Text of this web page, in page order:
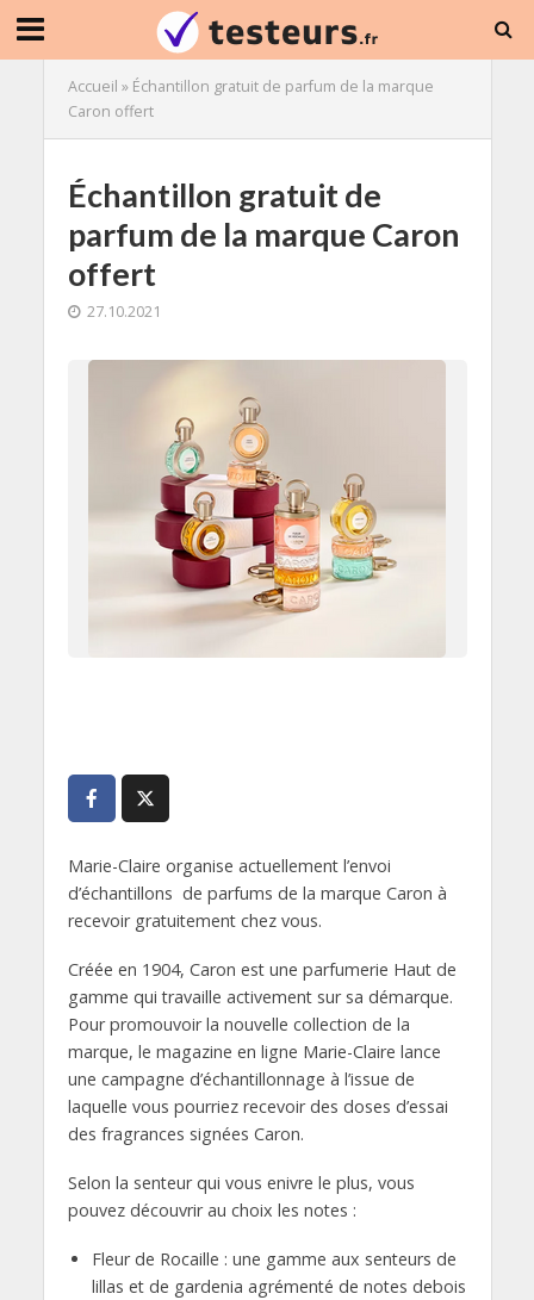
Accueil » Échantillon gratuit de parfum de la marque
Caron offert
Échantillon gratuit de
parfum de la marque Caron
offert
27.10.2021
Marie-Claire organise actuellement l’envoi
d’échantillons de parfums de la marque Caron à
recevoir gratuitement chez vous.
Créée en 1904, Caron est une parfumerie Haut de
gamme qui travaille activement sur sa démarque.
Pour promouvoir la nouvelle collection de la
marque, le magazine en ligne Marie-Claire lance
une campagne d’échantillonnage à l’issue de
laquelle vous pourriez recevoir des doses d’essai
des fragrances signées Caron.
Selon la senteur qui vous enivre le plus, vous
pouvez découvrir au choix les notes :
Fleur de Rocaille : une gamme aux senteurs de
lillas et de gardenia agrémenté de notes debois